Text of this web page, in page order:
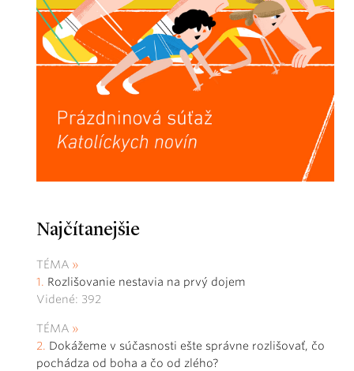
Najčítanejšie
TÉMA
Rozlišovanie nestavia na prvý dojem
Videné: 392
TÉMA
Dokážeme v súčasnosti ešte správne rozlišovať, čo
pochádza od boha a čo od zlého?